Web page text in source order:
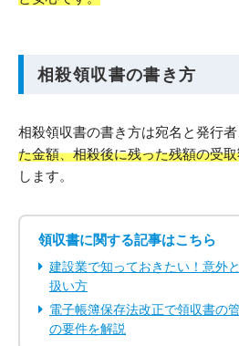
相殺領収書の書き方
相殺領収書の書き方は宛名と発行者
た金額、相殺後に残った残額の受
します。
領収書に関する記事はこちら
建設業で知っておきたい！意外
扱い方
電子帳簿保存法改正で領収書の
の要件を解説